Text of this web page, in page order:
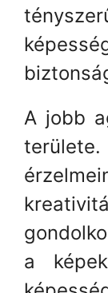
A jobb
a